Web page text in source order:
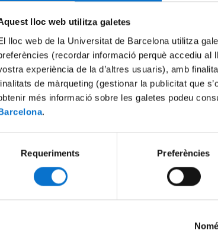
lloc web utilitza galetes
lloc web de la Universitat de Barcelona utilitza
(recordar informació perquè accediu
experiència de la d’altres usuaris), amb
de màrqueting (gestionar la publicitat que
més informació sobre les galetes podeu
.
Requeriments Preferències
en català dels futurs docents.
28 Febrero, 2025
- RCI-TS
Grup de Recerca en Psicologia
Ambiental i Organitzacional -